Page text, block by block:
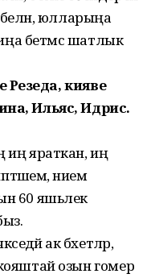
юлларыңа
бетмәс шатлык
Резеда, киявең
Ильяс, Идрис.
иң яраткан, иң
әнием
60 яшьлек
ак бәхетләр,
озын гомер